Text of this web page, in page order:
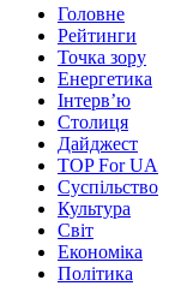
Головне
Рейтинги
Точка зору
Енергетика
Інтерв’ю
Столиця
Дайджест
TOP For UA
Суспiльство
Культура
Світ
Економіка
Політика